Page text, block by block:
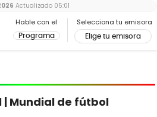
Hable con el
Programa
Selecciona tu emisora
Elige tu emisora
Actualizado 05:01
Mundial de fútbol